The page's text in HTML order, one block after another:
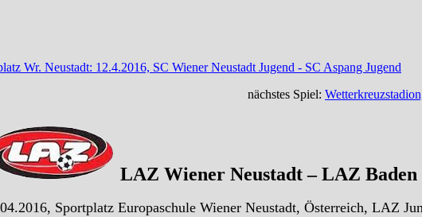
Wr. Neustadt: 12.4.2016, SC Wiener Neustadt Jugend - SC Aspang Jugend
nächstes Spiel:
LAZ Wiener Neustadt – LAZ Baden
Sportplatz Europaschule Wiener Neustadt, Österreich, LAZ